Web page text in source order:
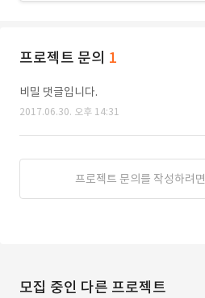
프로젝트 문의 1
비밀 댓글입니다.
2017.06.30. 오후 14:31
프로젝트 문의를 작성하려면
모집 중인 다른 프로젝트